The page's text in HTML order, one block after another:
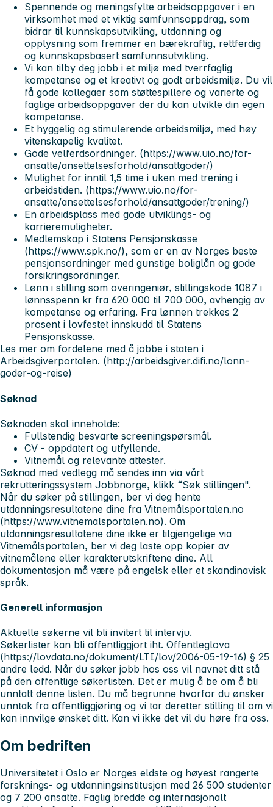
Spennende og meningsfylte arbeidsoppgaver i en
virksomhet med et viktig samfunnsoppdrag, som
bidrar til kunnskapsutvikling, utdanning og
opplysning som fremmer en bærekraftig, rettferdig
og kunnskapsbasert samfunnsutvikling.
Vi kan tilby deg jobb i et miljø med tverrfaglig
kompetanse og et kreativt og godt arbeidsmiljø. Du vil
få gode kollegaer som støttespillere og varierte og
faglige arbeidsoppgaver der du kan utvikle din egen
kompetanse.
Et hyggelig og stimulerende arbeidsmiljø, med høy
vitenskapelig kvalitet.
Gode velferdsordninger. (https://www.uio.no/for-
ansatte/ansettelsesforhold/ansattgoder/)
Mulighet for inntil 1,5 time i uken med trening i
arbeidstiden. (https://www.uio.no/for-
ansatte/ansettelsesforhold/ansattgoder/trening/)
En arbeidsplass med gode utviklings- og
karrieremuligheter.
Medlemskap i Statens Pensjonskasse
(https://www.spk.no/), som er en av Norges beste
pensjonsordninger med gunstige boliglån og gode
forsikringsordninger.
Lønn i stilling som overingeniør, stillingskode 1087 i
lønnsspenn kr fra 620 000 til 700 000, avhengig av
kompetanse og erfaring. Fra lønnen trekkes 2
prosent i lovfestet innskudd til Statens
Pensjonskasse.
Les mer om fordelene med å jobbe i staten i
Arbeidsgiverportalen. (http://arbeidsgiver.difi.no/lonn-
goder-og-reise)
Søknad
Søknaden skal inneholde:
Fullstendig besvarte screeningspørsmål.
CV - oppdatert og utfyllende.
Vitnemål og relevante attester.
Søknad med vedlegg må sendes inn via vårt
rekrutteringssystem Jobbnorge, klikk “Søk stillingen".
Når du søker på stillingen, ber vi deg hente
utdanningsresultatene dine fra Vitnemålsportalen.no
(https://www.vitnemalsportalen.no). Om
utdanningsresultatene dine ikke er tilgjengelige via
Vitnemålsportalen, ber vi deg laste opp kopier av
vitnemålene eller karakterutskriftene dine. All
dokumentasjon må være på engelsk eller et skandinavisk
språk.
Generell informasjon
Aktuelle søkerne vil bli invitert til intervju.
Søkerlister kan bli offentliggjort iht. Offentleglova
(https://lovdata.no/dokument/LTI/lov/2006-05-19-16) § 25
andre ledd. Når du søker jobb hos oss vil navnet ditt stå
på den offentlige søkerlisten. Det er mulig å be om å bli
unntatt denne listen. Du må begrunne hvorfor du ønsker
unntak fra offentliggjøring og vi tar deretter stilling til om vi
kan innvilge ønsket ditt. Kan vi ikke det vil du høre fra oss.
Om bedriften
Universitetet i Oslo er Norges eldste og høyest rangerte
forsknings- og utdanningsinstitusjon med 26 500 studenter
og 7 200 ansatte. Faglig bredde og internasjonalt